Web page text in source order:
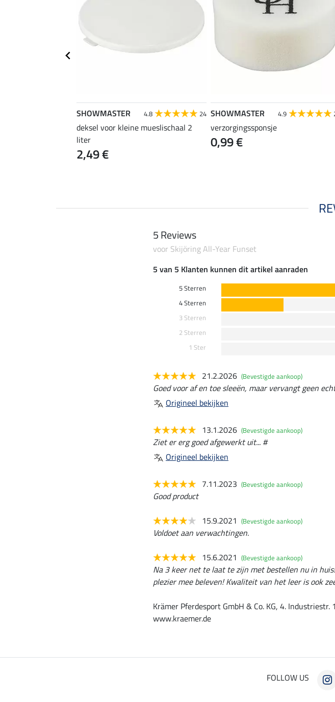
SHOWMASTER 4.8 24
deksel voor kleine mueslischaal 2
liter
2,49 €
SHOWMASTER 4.9
verzorgingssponsje
0,99 €
5 Reviews
voor Skijöring All-Year Funset
5 van 5 Klanten kunnen dit artikel aanraden
5 Sterren
4 Sterren
3 Sterren
2 Sterren
1 Ster
21.2.2026 (Bevestigde aankoop)
Goed voor af en toe sleeën, maar vervangt geen
Origineel bekijken
13.1.2026 (Bevestigde aankoop)
Ziet er erg goed afgewerkt uit... #
Origineel bekijken
7.11.2023 (Bevestigde aankoop)
Good product
15.9.2021 (Bevestigde aankoop)
Voldoet aan verwachtingen.
15.6.2021 (Bevestigde aankoop)
Na 3 keer net te laat te zijn met bestellen nu in
plezier mee beleven! Kwaliteit van het leer is ook
Krämer Pferdesport GmbH & Co. KG, 4.
www.kraemer.de
FOLLOW US